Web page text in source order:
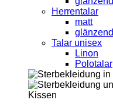
Herrentalar
matt
glänzend
Talar unisex
Linon
Polotalar